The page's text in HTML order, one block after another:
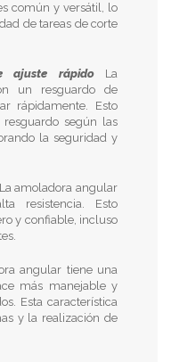
común y versátil, lo
de tareas de corte
ajuste rápido La
un resguardo de
rápidamente. Esto
según las
la seguridad y
amoladora angular
resistencia. Esto
y confiable, incluso
angular tiene una
más manejable y
Esta característica
y la realización de